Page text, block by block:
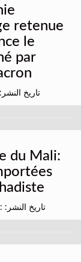
retenue
le
par
تاريخ النشر: : سبت
du Mali:
تاريخ النشر: : خميس